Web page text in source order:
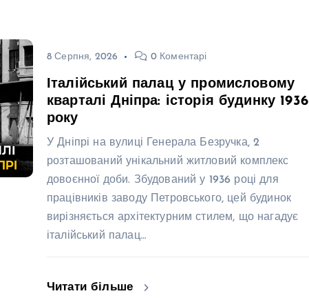
8 Серпня, 2026 0 Коментарі
Італійський палац у промисловому
кварталі Дніпра: історія будинку 1936
року
У Дніпрі на вулиці Генерала Безручка, 2
розташований унікальний житловий комплекс
довоєнної доби. Збудований у 1936 році для
працівників заводу Петровського, цей будинок
вирізняється архітектурним стилем, що нагадує
італійський палац…
Читати більше